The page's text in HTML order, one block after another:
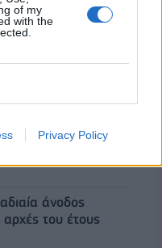
of my
with the
Privacy Policy
των πληρωμών
τις 14 Αυγούστου
υπηρεσιών
άνοδος
του έτους